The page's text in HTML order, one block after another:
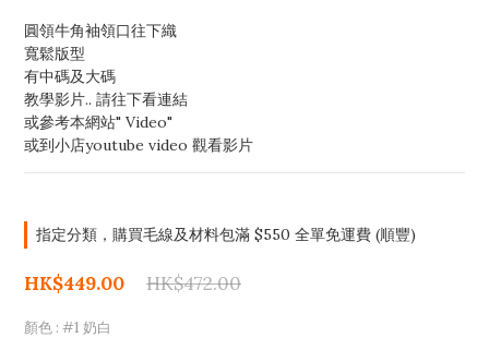
圓領牛角袖領口往下織
寬鬆版型
有中碼及大碼
教學影片.. 請往下看連結
或參考本網站" Video"
或到小店youtube video 觀看影片
指定分類，購買毛線及材料包滿 $550 全單免運費 (順豐)
HK$472.00
HK$449.00
顏色 : #1 奶白